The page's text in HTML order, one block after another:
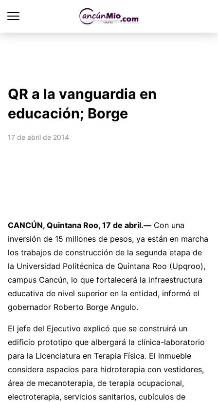
QR a la vanguardia en
educación; Borge
17 de abril de 2014
CANCÚN, Quintana Roo, 17 de abril.— Con una
inversión de 15 millones de pesos, ya están en marcha
los trabajos de construcción de la segunda etapa de
la Universidad Politécnica de Quintana Roo (Upqroo),
campus Cancún, lo que fortalecerá la infraestructura
educativa de nivel superior en la entidad, informó el
gobernador Roberto Borge Angulo.
El jefe del Ejecutivo explicó que se construirá un
edificio prototipo que albergará la clínica-laboratorio
para la Licenciatura en Terapia Física. El inmueble
considera espacios para hidroterapia con vestidores,
área de mecanoterapia, de terapia ocupacional,
electroterapia, servicios sanitarios, cubículos de